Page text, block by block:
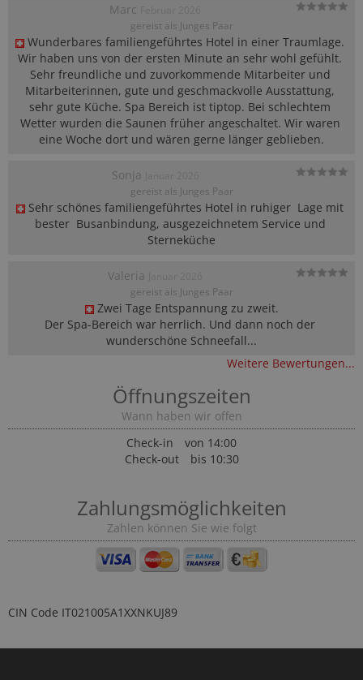
Marc
gereist als Junges Paar
Wunderbares familiengeführtes Hotel in einer Traumlage.
Wir haben uns von der ersten Minute an sehr wohl gefühlt.
Sehr freundliche und zuvorkommende Mitarbeiter und
Mitarbeiterinnen, gute und geschmackvolle Ausstattung,
sehr gute Küche. Spa Bereich ist tiptop. Bei schlechtem
Wetter wurden die Saunen früher angeschaltet. Wir waren
eine Woche dort und wären gerne länger geblieben.
Sonja
gereist als Junges Paar
Sehr schönes familiengeführtes Hotel in ruhiger  Lage mit
bester  Busanbindung, ausgezeichnetem Service und
Sterneküche
Valeria
gereist als Junges Paar
Zwei Tage Entspannung zu zweit.
Der Spa-Bereich war herrlich. Und dann noch der
wunderschöne Schneefall...
Weitere Bewertungen...
Öffnungszeiten
Wann haben wir offen
Check-in
von 14:00
Check-out
bis 10:30
Zahlungsmöglichkeiten
Zahlen können Sie wie folgt
CIN Code IT021005A1XXNKUJ89